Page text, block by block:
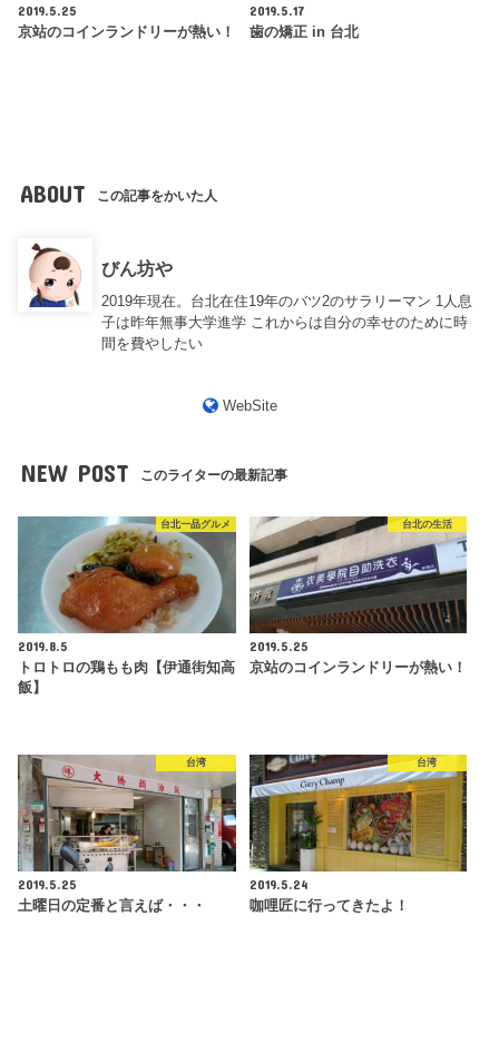
2019.5.25
京站のコインランドリーが熱い！
2019.5.17
歯の矯正 in 台北
ABOUT この記事をかいた人
びん坊や
2019年現在。台北在住19年のバツ2のサラリーマン 1人息
子は昨年無事大学進学 これからは自分の幸せのために時
間を費やしたい
WebSite
NEW POST このライターの最新記事
台北一品グルメ
2019.8.5
トロトロの鶏もも肉【伊通街知高
飯】
台北の生活
2019.5.25
京站のコインランドリーが熱い！
台湾
2019.5.25
土曜日の定番と言えば・・・
台湾
2019.5.24
咖哩匠に行ってきたよ！